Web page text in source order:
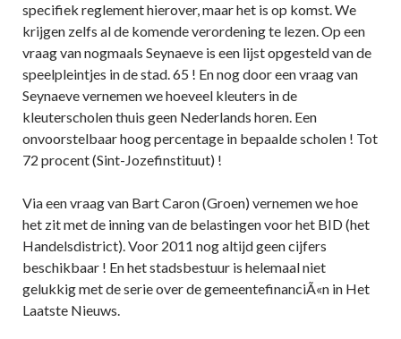
specifiek reglement hierover, maar het is op komst. We
krijgen zelfs al de komende verordening te lezen. Op een
vraag van nogmaals Seynaeve is een lijst opgesteld van de
speelpleintjes in de stad. 65 ! En nog door een vraag van
Seynaeve vernemen we hoeveel kleuters in de
kleuterscholen thuis geen Nederlands horen. Een
onvoorstelbaar hoog percentage in bepaalde scholen ! Tot
72 procent (Sint-Jozefinstituut) !
Via een vraag van Bart Caron (Groen) vernemen we hoe
het zit met de inning van de belastingen voor het BID (het
Handelsdistrict). Voor 2011 nog altijd geen cijfers
beschikbaar ! En het stadsbestuur is helemaal niet
gelukkig met de serie over de gemeentefinanciÃ«n in Het
Laatste Nieuws.